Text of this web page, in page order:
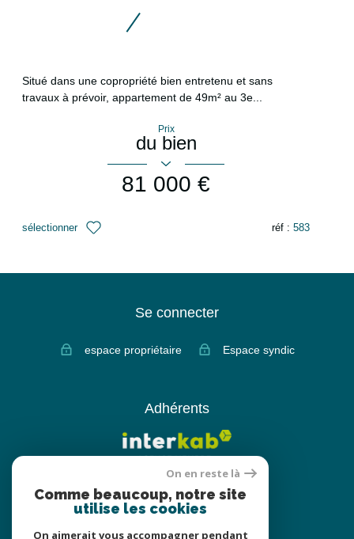
Situé dans une copropriété bien entretenu et sans
travaux à prévoir, appartement de 49m² au 3e...
Prix
du bien
81 000 €
sélectionner réf : 583
Se connecter
espace propriétaire Espace syndic
Adhérents
On en reste là
Comme beaucoup, notre site
utilise les cookies
On aimerait vous accompagner pendant